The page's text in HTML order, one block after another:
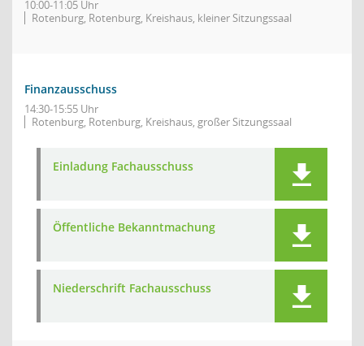
10:00-11:05 Uhr
Rotenburg, Rotenburg, Kreishaus, kleiner Sitzungssaal
Finanzausschuss
14:30-15:55 Uhr
Rotenburg, Rotenburg, Kreishaus, großer Sitzungssaal
Einladung Fachausschuss
Öffentliche Bekanntmachung
Niederschrift Fachausschuss